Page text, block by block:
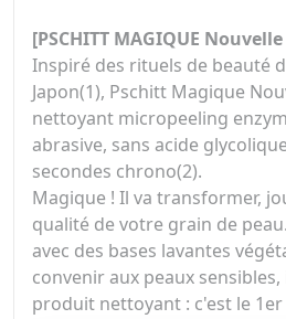
[PSCHITT MAGIQUE
Inspiré des rituels de beauté
Japon(1), Pschitt Magique
nettoyant micropeeling
abrasive, sans acide
secondes chrono(2).
Magique ! Il va transformer,
qualité de votre grain de
avec des bases lavantes
convenir aux peaux
produit nettoyant : c'est le